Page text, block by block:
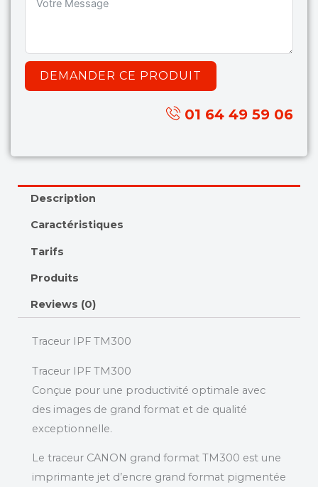
DEMANDER CE PRODUIT
01 64 49 59 06
Description
Caractéristiques
Tarifs
Produits
Reviews (0)
Traceur IPF TM300
Traceur IPF TM300
Conçue pour une productivité optimale avec
des images de grand format et de qualité
exceptionnelle.
Le traceur CANON grand format TM300 est une
imprimante jet d’encre grand format pigmentée